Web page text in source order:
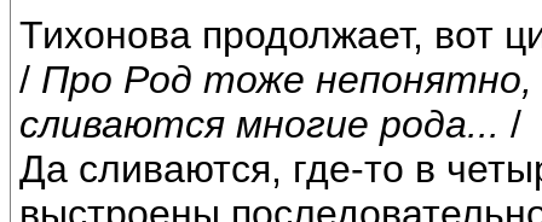
Тихонова продолжает, вот
/ Про Род тоже
сливаются многие рода... /
Да сливаются, где-то в